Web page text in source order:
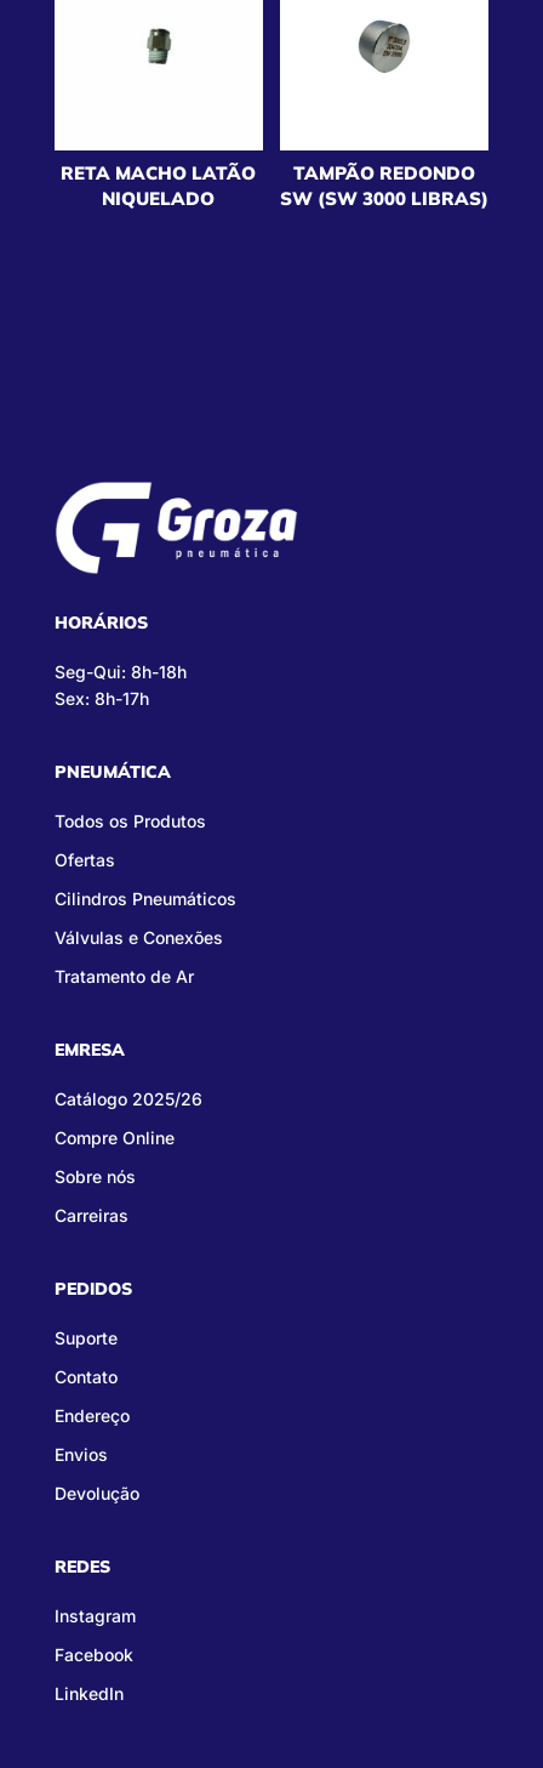
RETA MACHO LATÃO
NIQUELADO
TAMPÃO REDONDO
SW (SW 3000 LIBRAS)
HORÁRIOS
Seg-Qui: 8h-18h
Sex: 8h-17h
PNEUMÁTICA
Todos os Produtos
Ofertas
Cilindros Pneumáticos
Válvulas e Conexões
Tratamento de Ar
EMRESA
Catálogo 2025/26
Compre Online
Sobre nós
Carreiras
PEDIDOS
Suporte
Contato
Endereço
Envios
Devolução
REDES
Instagram
Facebook
LinkedIn